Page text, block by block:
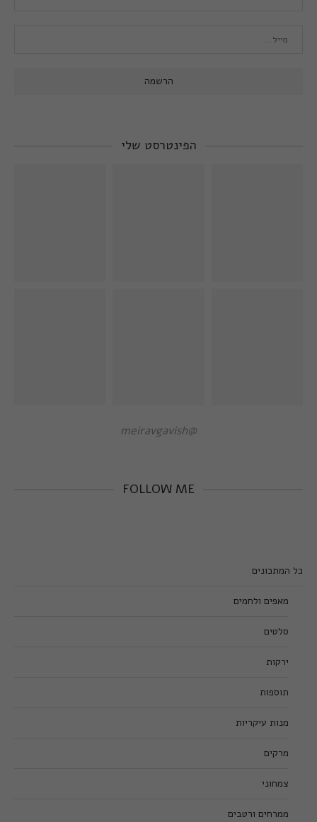
הפינטרסט שלי
@meiravgavish
FOLLOW ME
כל המתכונים
מאפים ולחמים
סלטים
ירקות
תוספות
מנות עיקריות
מרקים
צמחוני
ממרחים ורטבים